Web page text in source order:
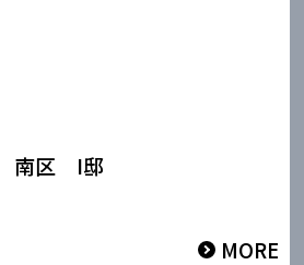
南区 I邸
MORE